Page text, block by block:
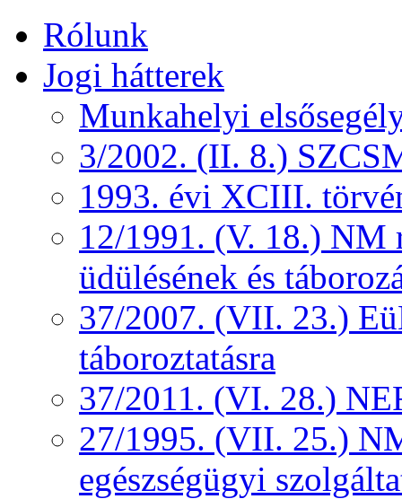
Rólunk
Jogi hátterek
Munkahelyi
3/2002. (II. 8.)
1993. évi XCIII.
12/1991. (V. 18.) NM
üdülésének és
37/2007. (VII. 23.)
táboroztatásra
37/2011. (VI. 28.)
27/1995. (VII. 25.)
egészségügyi